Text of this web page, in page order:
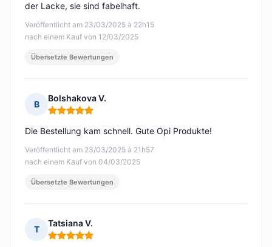
Veröffentlicht am 23/03/2025 à 22h15
nach einem Kauf von 12/03/2025
der Lacke, sie sind fabelhaft.
Übersetzte Bewertungen
B
Bolshakova V.
Hinweis: 5 von 5
Veröffentlicht am 23/03/2025 à 21h57
nach einem Kauf von 04/03/2025
Die Bestellung kam schnell. Gute Opi Produkte!
Übersetzte Bewertungen
T
Tatsiana V.
Hinweis: 5 von 5